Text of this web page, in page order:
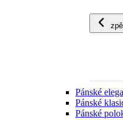
Pánské
Pánské
Pánské